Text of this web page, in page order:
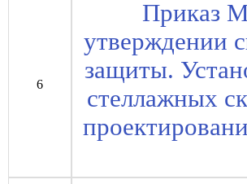
6
Приказ
утверждении
защиты.
стеллажных